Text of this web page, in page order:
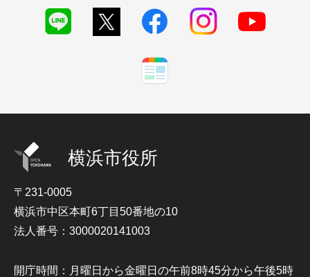
横浜市役所
〒231-0005
横浜市中区本町6丁目50番地の10
法人番号：3000020141003
開庁時間：月曜日から金曜日の午前8時45分から午後5時